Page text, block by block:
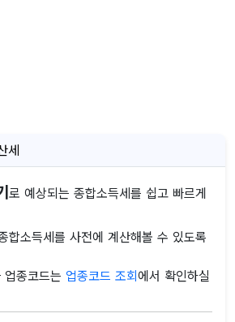
세
로 예상되는 종합소득세를 쉽고 빠르게
합소득세를 사전에 계산해볼 수 있도록
종코드는 업종코드 조회에서 확인하실